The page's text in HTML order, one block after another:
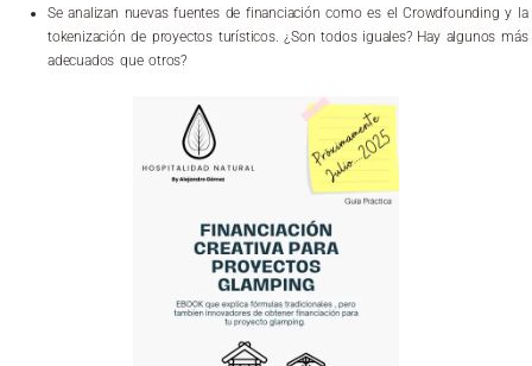
Se analizan nuevas fuentes de financiación como es el Crowdfounding y la
tokenización de proyectos turísticos. ¿Son todos iguales? Hay algunos más
adecuados que otros?